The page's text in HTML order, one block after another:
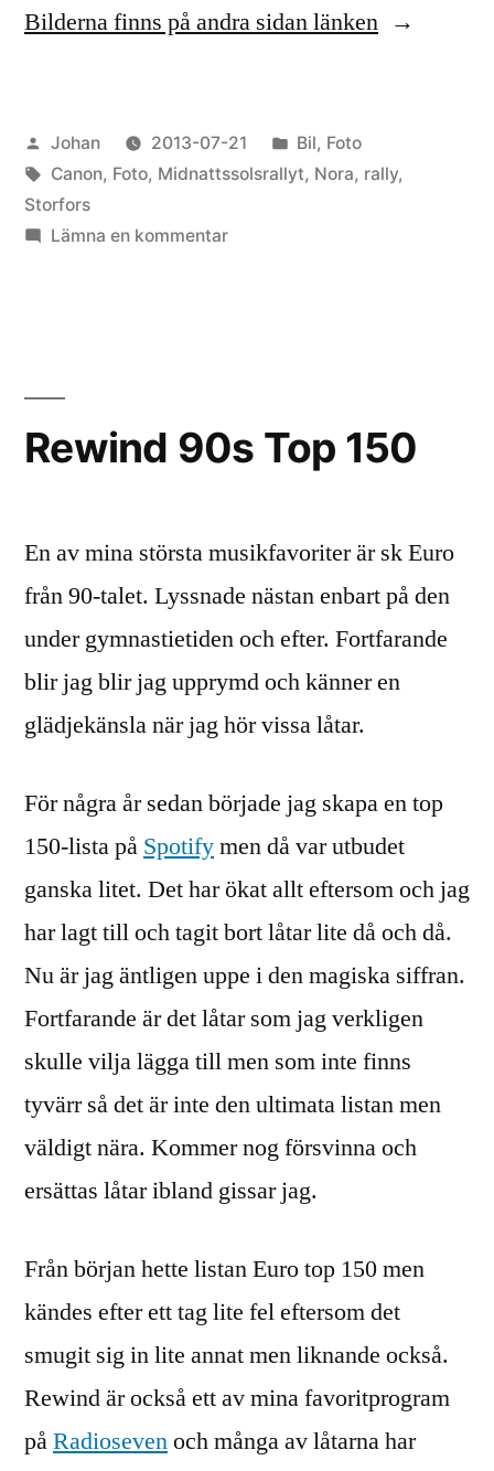
Bilderna finns på andra sidan länken
Publicerat
av
Johan 2013-07-21
Publicerat
i
Bil, Foto
Etiketter:
Canon, Foto, Midnattssolsrallyt, Nora, rally,
Storfors
Lämna en kommentartill
Rewind 90s Top 150
En av mina största musikfavoriter är sk Euro
från 90-talet. Lyssnade nästan enbart på den
under gymnastietiden och efter. Fortfarande
blir jag blir jag upprymd och känner en
glädjekänsla när jag hör vissa låtar.
För några år sedan började jag skapa en top
150-lista på Spotifymen då var utbudet
ganska litet. Det har ökat allt eftersom och jag
har lagt till och tagit bort låtar lite då och då.
Nu är jag äntligen uppe i den magiska siffran.
Fortfarande är det låtar som jag verkligen
skulle vilja lägga till men som inte finns
tyvärr så det är inte den ultimata listan men
väldigt nära. Kommer nog försvinna och
ersättas låtar ibland gissar jag.
Från början hette listan Euro top 150 men
kändes efter ett tag lite fel eftersom det
smugit sig in lite annat men liknande också.
Rewind är också ett av mina favoritprogram
påRadiosevenoch många av låtarna har